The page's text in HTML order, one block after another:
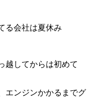
る会社は夏休み
越してからは初めて
エンジンかかるまでグ